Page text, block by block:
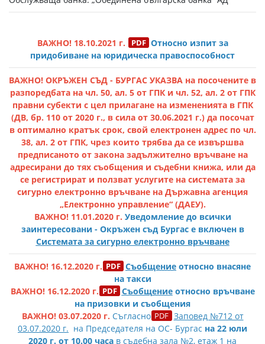
ВАЖНО! 18.10.2021 г.
Относно изпит за
придобиване на юридическа правоспособност
ВАЖНО! ОКРЪЖЕН СЪД - БУРГАС УКАЗВА на посочените в
разпоредбата на чл. 50, ал. 5 от ГПК и чл. 52, ал. 2 от ГПК
правни субекти с цел прилагане на измененията в ГПК
(ДВ, бр. 110 от 2020 г., в сила от 30.06.2021 г.) да посочат
в оптимално кратък срок, свой електронен адрес по чл.
38, ал. 2 от ГПК, чрез които трябва да се извършва
предписаното от закона задължително връчване на
адресирани до тях съобщения и съдебни книжа, или да
се регистрират и ползват услугите на системата за
сигурно електронно връчване на Държавна агенция
„Електронно управление“ (ДАЕУ).
ВАЖНО! 11.01.2020 г. Уведомление до всички
заинтересовани - Окръжен съд Бургас е включен в
Системата за сигурно електронно връчване
ВАЖНО! 16.12.2020 г. Съобщение относно внасяне
на такси
ВАЖНО! 16.12.2020 г.
Съобщениеотносно връчване
на призовки и съобщения
ВАЖНО! 03.07.2020 г. Съгласно
Заповед №712 от
03.07.2020 г. на Председателя на ОС- Бургас на 22 юли
2020 г. от 10.00 часа в съдебна зала №2, етаж 1 на